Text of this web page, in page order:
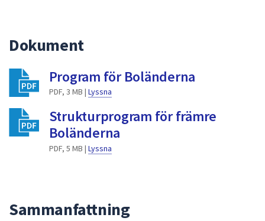
och
för
att
Dokument
Program för Boländerna
PDF, 3 MB | Lyssna
Strukturprogram för främre
Boländerna
PDF, 5 MB | Lyssna
Sammanfattning